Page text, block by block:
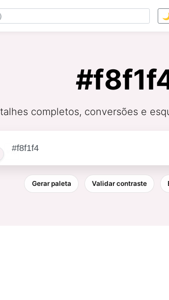
completos, conversões e
Gerar paleta Validar contraste